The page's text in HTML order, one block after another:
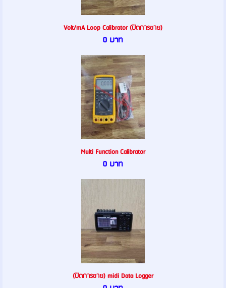
Volt/mA Loop Calibrator (ปิดการขาย)
0 บาท
Multi Function Calibrator
0 บาท
(ปิดการขาย) midi Data Logger